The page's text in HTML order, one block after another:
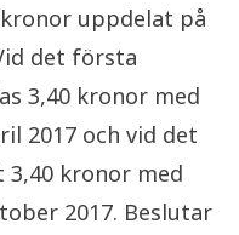
uppdelat på
det första
3,40 kronor med
2017 och vid det
kronor med
2017. Beslutar